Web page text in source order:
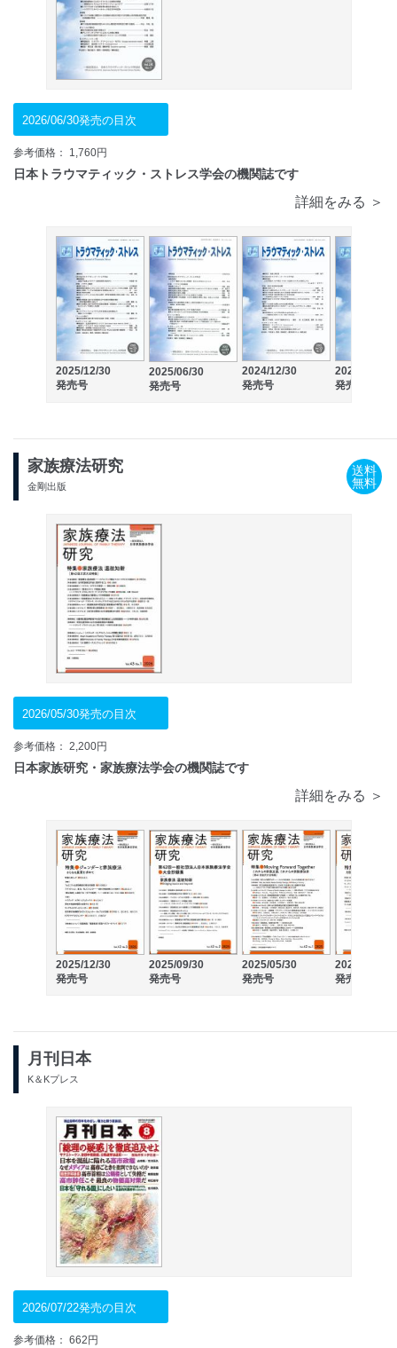
2026/06/30発売の目次
参考価格： 1,760円
日本トラウマティック・ストレス学会の機関誌です
詳細をみる ＞
2025/12/30
発売号
2025/06/30
発売号
2024/12/30
発売号
2024/06/30
発売号
家族療法研究
金剛出版
送料
無料
2026/05/30発売の目次
参考価格： 2,200円
日本家族研究・家族療法学会の機関誌です
詳細をみる ＞
2025/12/30
発売号
2025/09/30
発売号
2025/05/30
発売号
2024/12/30
発売号
月刊日本
K＆Kプレス
2026/07/22発売の目次
参考価格： 662円